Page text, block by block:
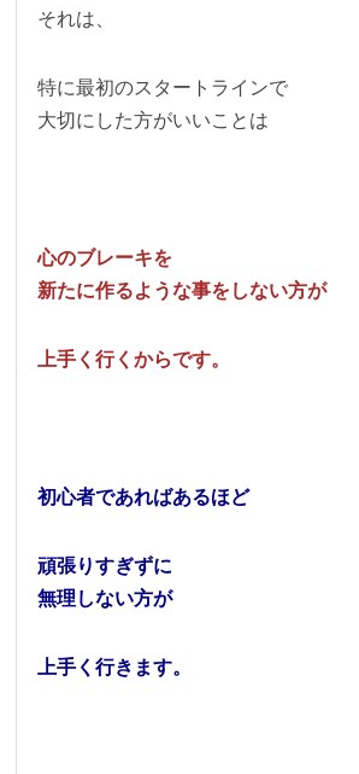
それは、
特に最初のスタートラインで
大切にした方がいいことは
心のブレーキを
新たに作るような事をしない方が
上手く行くからです。
初心者であればあるほど
頑張りすぎずに
無理しない方が
上手く行きます。